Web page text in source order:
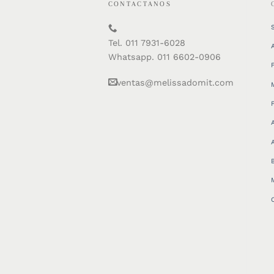
CONTACTANOS
Tel. 011 7931-6028
Whatsapp. 011 6602-0906
ventas@melissadomit.com